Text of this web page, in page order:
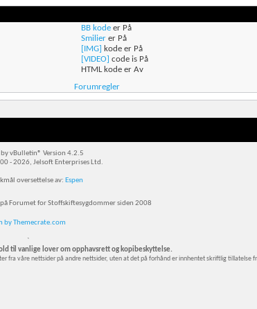
BB kode er På
Smilier er På
[IMG] kode er På
[VIDEO] code is På
HTML kode er Av
Forumregler
vBulletin® Version 4.2.5
- 2026, Jelsoft Enterprises Ltd.
oversettelse av: Espen
Forumet for Stoffskiftesygdommer siden 2008
by Themecrate.com
`
til vanlige lover om opphavsrett og kopibeskyttelse.
fra våre nettsider på andre nettsider, uten at det på forhånd er innhentet skriftlig tillatelse